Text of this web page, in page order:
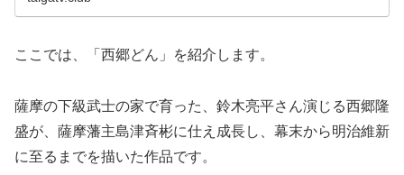
ここでは、「西郷どん」を紹介します。
薩摩の下級武士の家で育った、鈴木亮平さん演じる西郷隆
盛が、薩摩藩主島津斉彬に仕え成長し、幕末から明治維新
に至るまでを描いた作品です。